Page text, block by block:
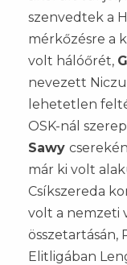
szenvedtek a
mérkőzésre a
volt hálóőrét,
nevezett
lehetetlen
OSK-nál
Sawy
már ki volt
Csíkszereda
volt a nemzeti
összetartásán,
Elitligában